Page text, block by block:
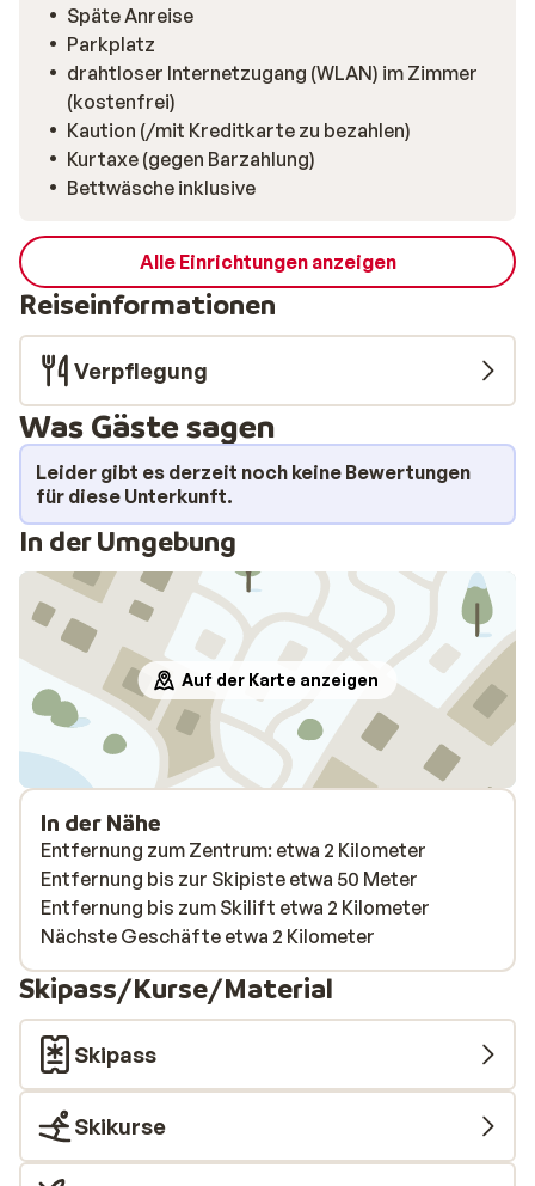
Späte Anreise
Parkplatz
drahtloser Internetzugang (WLAN) im Zimmer
(kostenfrei)
Kaution (/mit Kreditkarte zu bezahlen)
Kurtaxe (gegen Barzahlung)
Bettwäsche inklusive
Alle Einrichtungen anzeigen
Reiseinformationen
Verpflegung
Was Gäste sagen
Leider gibt es derzeit noch keine Bewertungen
für diese Unterkunft.
In der Umgebung
Auf der Karte anzeigen
In der Nähe
Entfernung zum Zentrum: etwa 2 Kilometer
Entfernung bis zur Skipiste etwa 50 Meter
Entfernung bis zum Skilift etwa 2 Kilometer
Nächste Geschäfte etwa 2 Kilometer
Skipass/Kurse/Material
Skipass
Skikurse